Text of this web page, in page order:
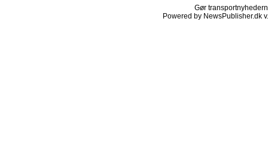
Gør
Powered by NewsPublisher.dk